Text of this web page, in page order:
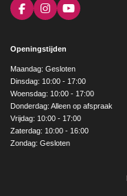
F
a
b
o
k
I
n
a
g
r
a
m
Y
o
e
Openingstijden
Maandag: Gesloten
Dinsdag: 10:00 - 17:00
Woensdag: 10:00 - 17:00
Donderdag: Alleen op afspraak
Vrijdag: 10:00 - 17:00
Zaterdag: 10:00 - 16:00
Zondag: Gesloten